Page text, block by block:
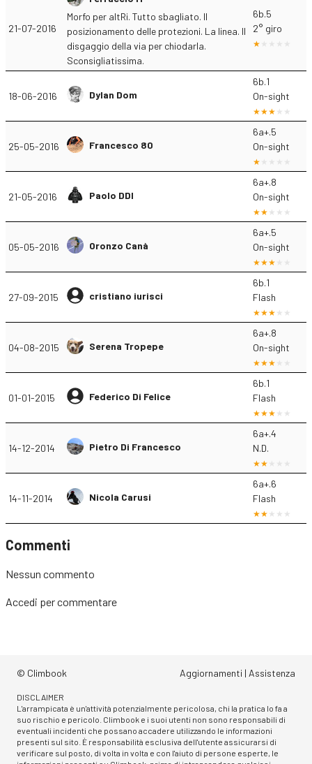
21-07-2016
Morfo per altRi. Tutto sbagliato. Il
posizionamento delle protezioni. La linea. Il
disgaggio della via per chiodarla.
Sconsigliatissima.
6b.5
2° giro
18-06-2016 Dylan Dom
6b.1
On-sight
25-05-2016 Francesco 80
6a+.5
On-sight
21-05-2016 Paolo DDI
6a+.8
On-sight
05-05-2016 Oronzo Canà
6a+.5
On-sight
27-09-2015 cristiano iurisci
6b.1
Flash
04-08-2015 Serena Tropepe
6a+.8
On-sight
01-01-2015 Federico Di Felice
6b.1
Flash
14-12-2014 Pietro Di Francesco
6a+.4
N.D.
14-11-2014 Nicola Carusi
6a+.6
Flash
Commenti
Nessun commento
Accedi per commentare
© Climbook Aggiornamenti | Assistenza
DISCLAIMER
L'arrampicata è un'attività potenzialmente pericolosa, chi la pratica lo fa a
suo rischio e pericolo. Climbook e i suoi utenti non sono responsabili di
eventuali incidenti che possano accadere utilizzando le informazioni
presenti sul sito. È responsabilità esclusiva dell'utente assicurarsi di
verificare sul posto, di volta in volta e con l'aiuto di persone esperte, le